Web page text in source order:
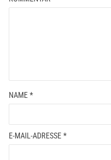
NAME *
E-MAIL-ADRESSE *